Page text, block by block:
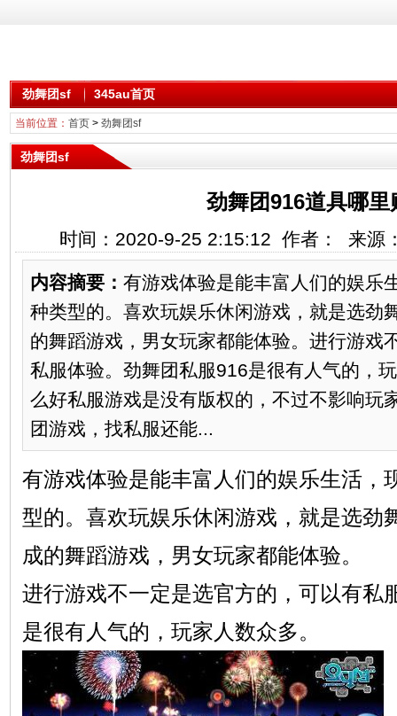
劲舞团sf 345au首页
当前位置： 首页> 劲舞团sf
劲舞团sf
劲舞团916道具哪里
时间：2020-9-25 2:15:12 作者： 来源
内容摘要： 有游戏体验是能丰富人们的娱乐
种类型的。喜欢玩娱乐休闲游戏，就是选劲
的舞蹈游戏，男女玩家都能体验。进行游戏
私服体验。劲舞团私服916是很有人气的，
么好私服游戏是没有版权的，不过不影响玩
团游戏，找私服还能...
有游戏体验是能丰富人们的娱乐生活，
型的。喜欢玩娱乐休闲游戏，就是选劲
成的舞蹈游戏，男女玩家都能体验。
进行游戏不一定是选官方的，可以有私
是很有人气的，玩家人数众多。